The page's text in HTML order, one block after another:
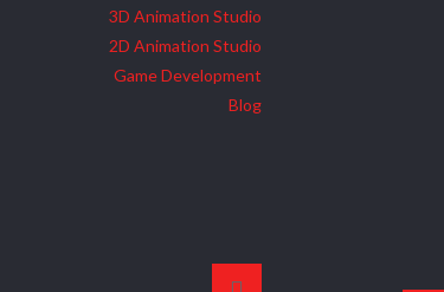
3D Animation Studio
2D Animation Studio
Game Development
Blog